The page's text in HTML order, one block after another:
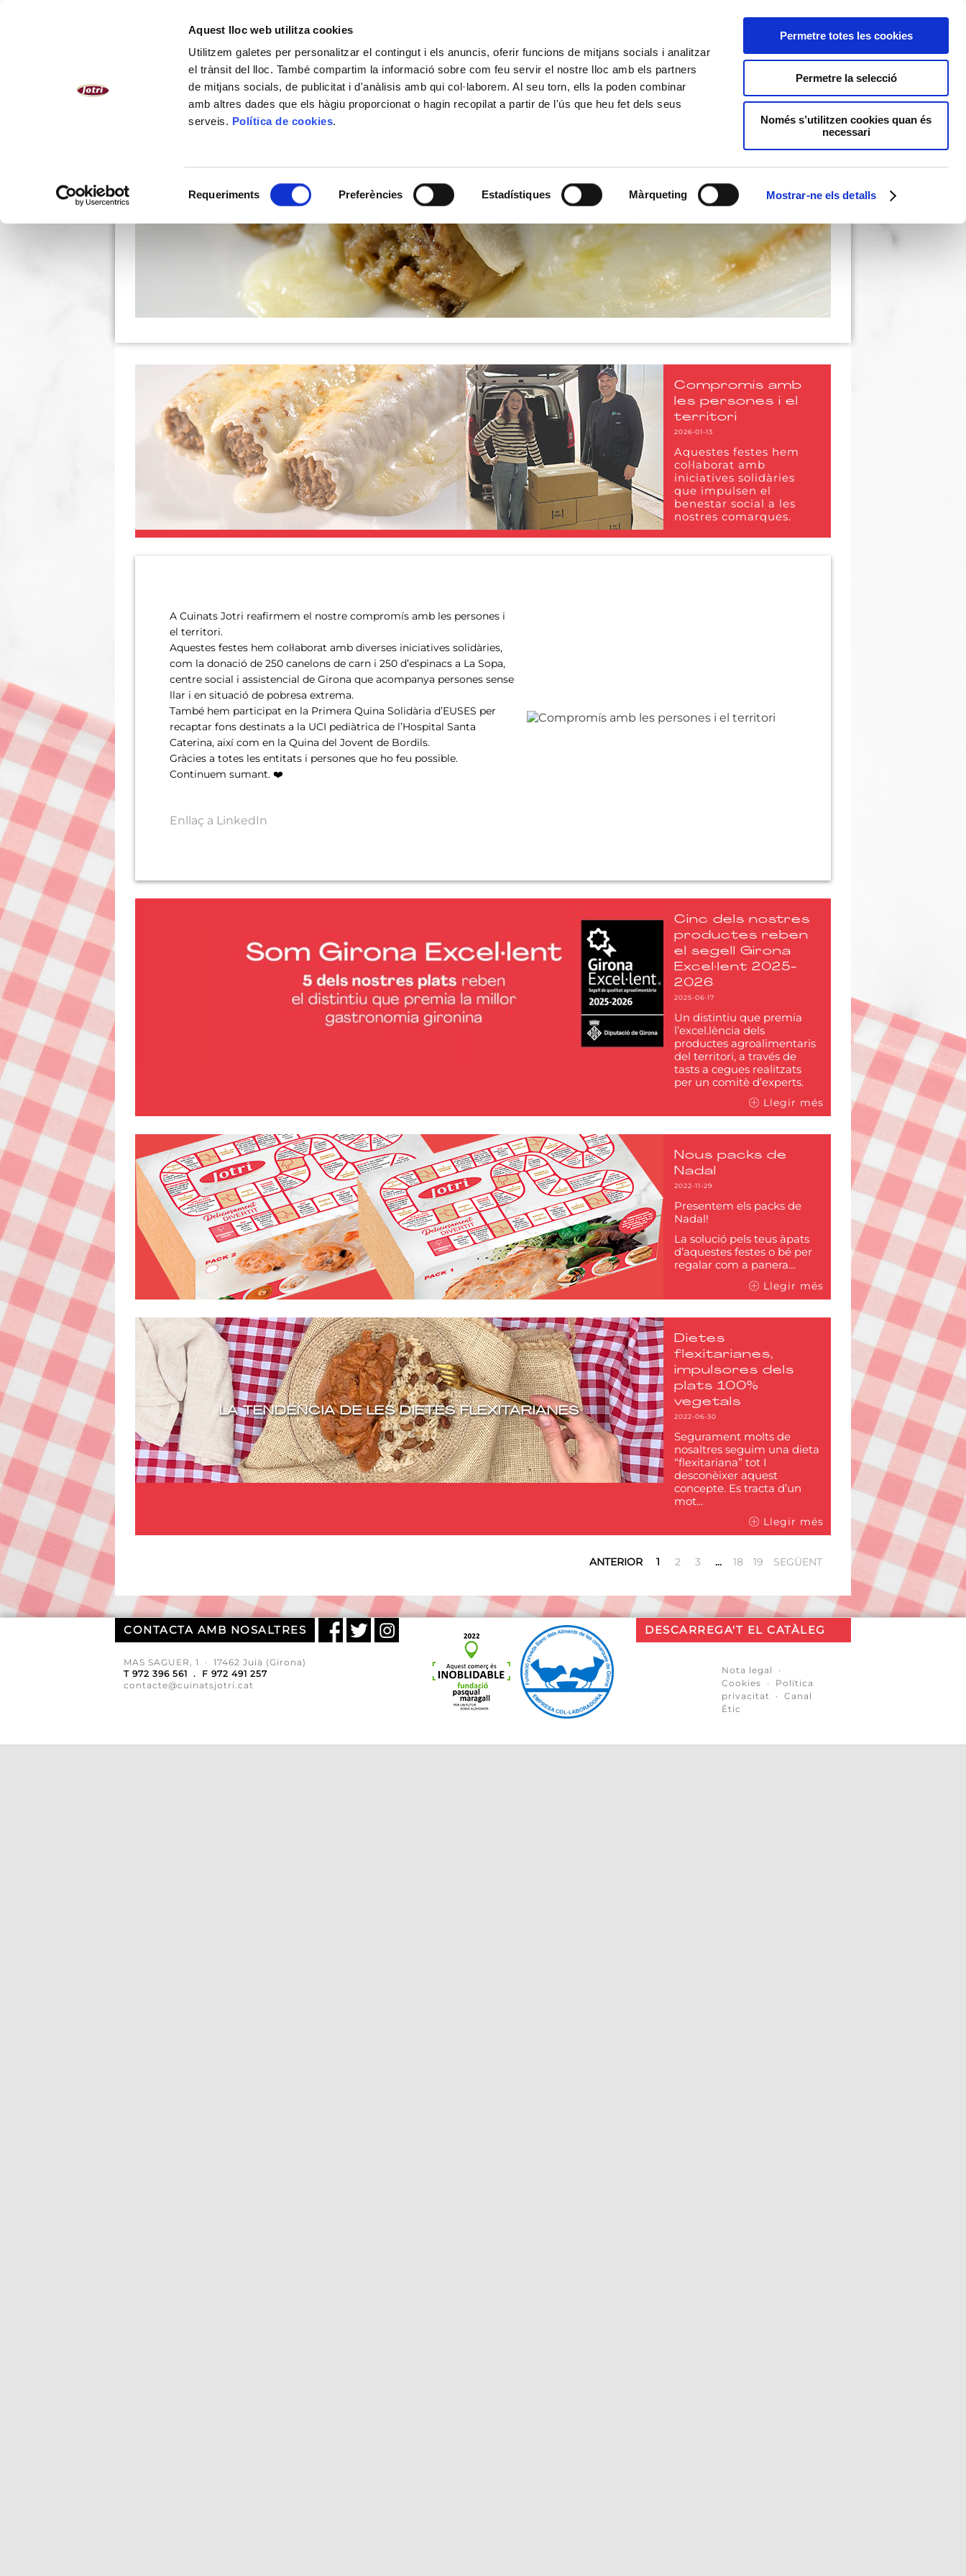
Aquest lloc web utilitza cookies
Utilitzem galetes per personalitzar el contingut i els anuncis, oferir funcions de mitjans socials i analitzar
el trànsit del lloc. També compartim la informació sobre com feu servir el nostre lloc amb els partners
de mitjans socials, de publicitat i d'anàlisis amb qui col·laborem. Al seu torn, ells la poden combinar
amb altres dades que els hàgiu proporcionat o hagin recopilat a partir de l'ús que heu fet dels seus
serveis. Política de cookies.
Requeriments Preferències Estadístiques Màrqueting Mostrar-ne els detalls
Permetre totes les cookies
Permetre la selecció
Només s’utilitzen cookies quan és
necessari
NOSALTRES PLATS CUINATS ACTUALITAT ON COMPRAR CONTACTE
Compromís amb
les persones i el
territori
2026-01-13
Aquestes festes hem
col·laborat amb
iniciatives solidàries
que impulsen el
benestar social a les
nostres comarques.
A Cuinats Jotri reafirmem el nostre compromís amb les persones i
el territori.
Aquestes festes hem col·laborat amb diverses iniciatives solidàries,
com la donació de 250 canelons de carn i 250 d’espinacs a La Sopa,
centre social i assistencial de Girona que acompanya persones sense
llar i en situació de pobresa extrema.
També hem participat en la Primera Quina Solidària d’EUSES per
recaptar fons destinats a la UCI pediàtrica de l’Hospital Santa
Caterina, així com en la Quina del Jovent de Bordils.
Gràcies a totes les entitats i persones que ho feu possible.
Continuem sumant. ❤️
Enllaç a LinkedIn
Cinc dels nostres
productes reben
el segell Girona
Excel·lent 2025-
2026
2025-06-17
Un distintiu que premia
l’excel.lència dels
productes agroalimentaris
del territori, a través de
tasts a cegues realitzats
per un comitè d’experts.
Llegir més
Nous packs de
Nadal
2022-11-29
Presentem els packs de
Nadal!
La solució pels teus àpats
d’aquestes festes o bé per
regalar com a panera…
Llegir més
LA TENDÈNCIA DE LES DIETES FLEXITARIANES
Dietes
flexitarianes,
impulsores dels
plats 100%
vegetals
2022-06-30
Segurament molts de
nosaltres seguim una dieta
“flexitariana” tot I
desconèixer aquest
concepte. Es tracta d’un
mot...
Llegir més
ANTERIOR 1 2 3 … 18 19 SEGÜENT
CONTACTA AMB NOSALTRES
MAS SAGUER, 1 · 17462 Juià (Girona)
T 972 396 561 . F 972 491 257
contacte@cuinatsjotri.cat
DESCARREGA'T EL CATÀLEG
Nota legal
·
Cookies · Política
privacitat · Canal
Ètic